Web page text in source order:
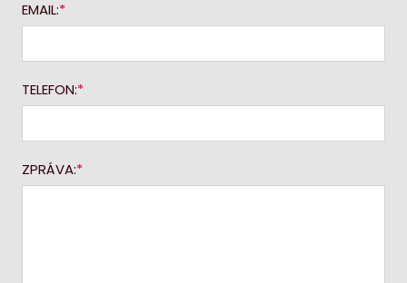
EMAIL:
TELEFON:
ZPRÁVA: